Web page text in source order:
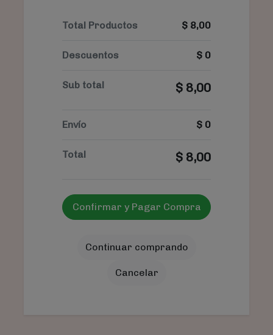
Total Productos $ 8,00
Descuentos $ 0
Sub total $ 8,00
Envío $ 0
Total $ 8,00
Confirmar y Pagar Compra
Continuar comprando
Cancelar